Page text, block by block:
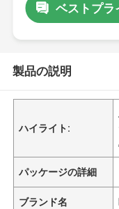
ベストプラ
製品の説明
ハイライト:
,
パッケージの詳細
ブランド名